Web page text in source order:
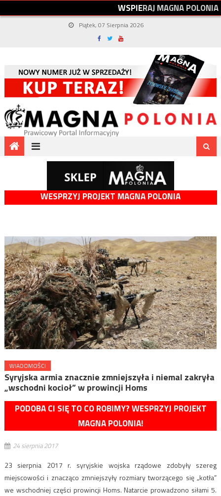
WSPIERAJMAGNAPOLONIA
Piątek, 07 Sierpnia 2026
WESPRZYJ PROJEKT MAGNA POLONIA
WIADOMOŚCI
Syryjska armia znacznie zmniejszyła i niemal zakryła
„wschodni kocioł” w prowincji Homs
PODOBA CI SIĘ TO CO ROBIMY? WESPRZYJ PROJEKT
MAGNA POLONIA!
24 sierpnia 2017
23 sierpnia 2017 r. syryjskie wojska rządowe zdobyły szereg
miejscowości i znacząco zmniejszyły rozmiary tworzącego się „kotła”
we wschodniej części prowincji Homs. Natarcie prowadzono siłami 5.